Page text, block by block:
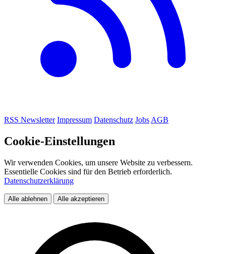
RSS Newsletter Impressum Datenschutz Jobs AGB
Cookie-Einstellungen
Wir verwenden Cookies, um unsere Website zu verbessern.
Essentielle Cookies sind für den Betrieb erforderlich.
Datenschutzerklärung
Alle ablehnen Alle akzeptieren